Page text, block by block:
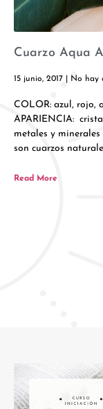
Cuarzo Aqua
15 junio, 2017 No hay
COLOR: azul, rojo,
APARIENCIA:
metales y
son cuarzos
Read More